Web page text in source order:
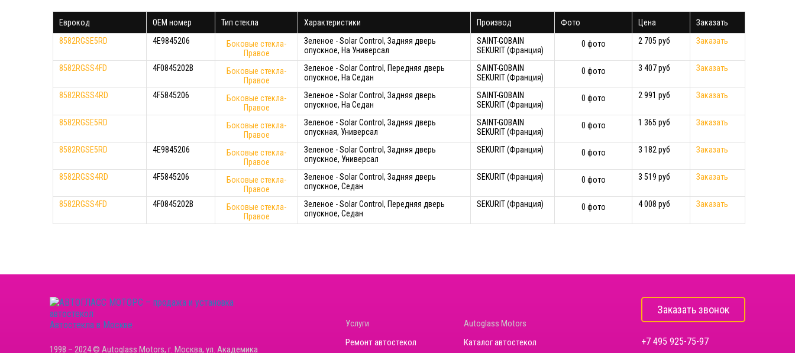
цену нашли стекло Мы
предоставляем вам стекло
того же производителя…
срок действия
Расширенной гарантии - 1
год с момента…
Еврокод OEM номер Тип стекла Характеристики Производ Фото Цена
Заказать
8582RGSE5RD
4E9845206
Боковые стекла-
Правое
Зеленое - Solar Control, Задняя дверь
опускное, На Универсал
SAINT-GOBAIN
SEKURIT (Франция)
0 фото 2 705 руб Заказать
8582RGSS4FD 4F0845202B
Боковые стекла-
Правое
Зеленое - Solar Control, Передняя дверь
опускное, На Седан
SAINT-GOBAIN
SEKURIT (Франция)
0 фото 3 407 руб Заказать
8582RGSS4RD 4F5845206
Боковые стекла-
Правое
Зеленое - Solar Control, Задняя дверь
опускное, На Седан
SAINT-GOBAIN
SEKURIT (Франция)
0 фото 2 991 руб Заказать
8582RGSE5RD
Боковые стекла-
Правое
Зеленое - Solar Control, Задняя дверь
опускная, Универсал
SAINT-GOBAIN
SEKURIT (Франция)
0 фото 1 365 руб Заказать
8582RGSE5RD 4E9845206
Боковые стекла-
Правое
Зеленое - Solar Control, Задняя дверь
опускное, Универсал
SEKURIT (Франция) 0 фото 3 182 руб Заказать
8582RGSS4RD 4F5845206
Боковые стекла-
Правое
Зеленое - Solar Control, Задняя дверь
опускное, Седан
SEKURIT (Франция) 0 фото 3 519 руб Заказать
8582RGSS4FD 4F0845202B
Боковые стекла-
Правое
Зеленое - Solar Control, Передняя дверь
опускное, Седан
SEKURIT (Франция) 0 фото 4 008 руб Заказать
Автостекла в Москве
1998 – 2024 © Autoglass Motors, г. Москва, ул. Академика
Заказать звонок
+7 495 925-75-97
Услуги
Ремонт автостекол
Autoglass Motors
Каталог автостекол